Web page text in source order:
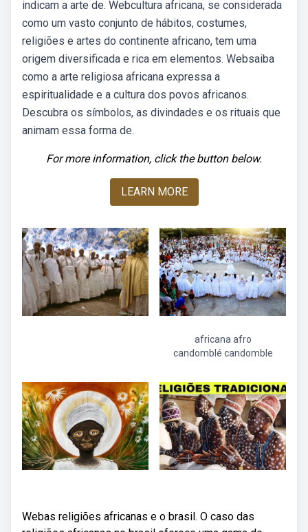
indicam a arte de. Webcultura africana, se considerada
como um vasto conjunto de hábitos, costumes,
religiões e artes do continente africano, tem uma
origem diversificada e rica em elementos. Websaiba
como a arte religiosa africana expressa a
espiritualidade e a cultura dos povos africanos.
Descubra os símbolos, as divindades e os rituais que
animam essa forma de.
For more information, click the button below.
LEARN MORE
africana afro
candomblé candomble
Webas religiões africanas e o brasil. O caso das